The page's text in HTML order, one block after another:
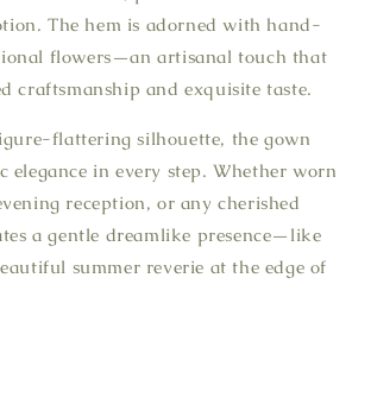
The hem is adorned with hand-
flowers—an artisanal touch that
craftsmanship and exquisite taste.
flattering silhouette, the gown
elegance in every step. Whether worn
reception, or any cherished
a gentle dreamlike presence—like
summer reverie at the edge of